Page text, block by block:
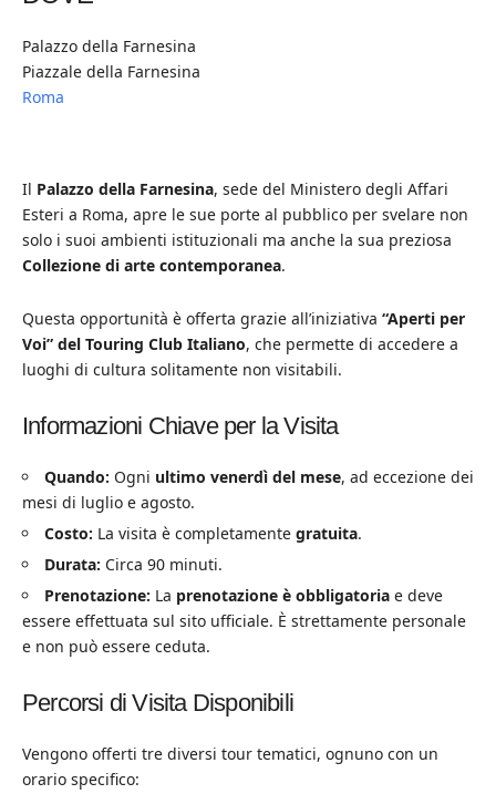
Palazzo della Farnesina
Piazzale della Farnesina
Roma
Il Palazzo della Farnesina, sede del Ministero degli Affari
Esteri a Roma, apre le sue porte al pubblico per svelare non
solo i suoi ambienti istituzionali ma anche la sua preziosa
Collezione di arte contemporanea.
Questa opportunità è offerta grazie all’iniziativa “Aperti per
Voi” del Touring Club Italiano, che permette di accedere a
luoghi di cultura solitamente non visitabili.
Informazioni Chiave per la Visita
Quando: Ogni ultimo venerdì del mese, ad eccezione dei
mesi di luglio e agosto.
Costo: La visita è completamente gratuita.
Durata: Circa 90 minuti.
Prenotazione: La prenotazione è obbligatoria e deve
essere effettuata sul sito ufficiale. È strettamente personale
e non può essere ceduta.
Percorsi di Visita Disponibili
Vengono offerti tre diversi tour tematici, ognuno con un
orario specifico: